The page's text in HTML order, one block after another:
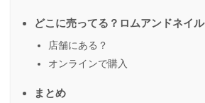
どこに売ってる？ロムアンドネイル
店舗にある？
オンラインで購入
まとめ